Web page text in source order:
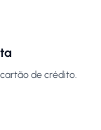
de crédito.